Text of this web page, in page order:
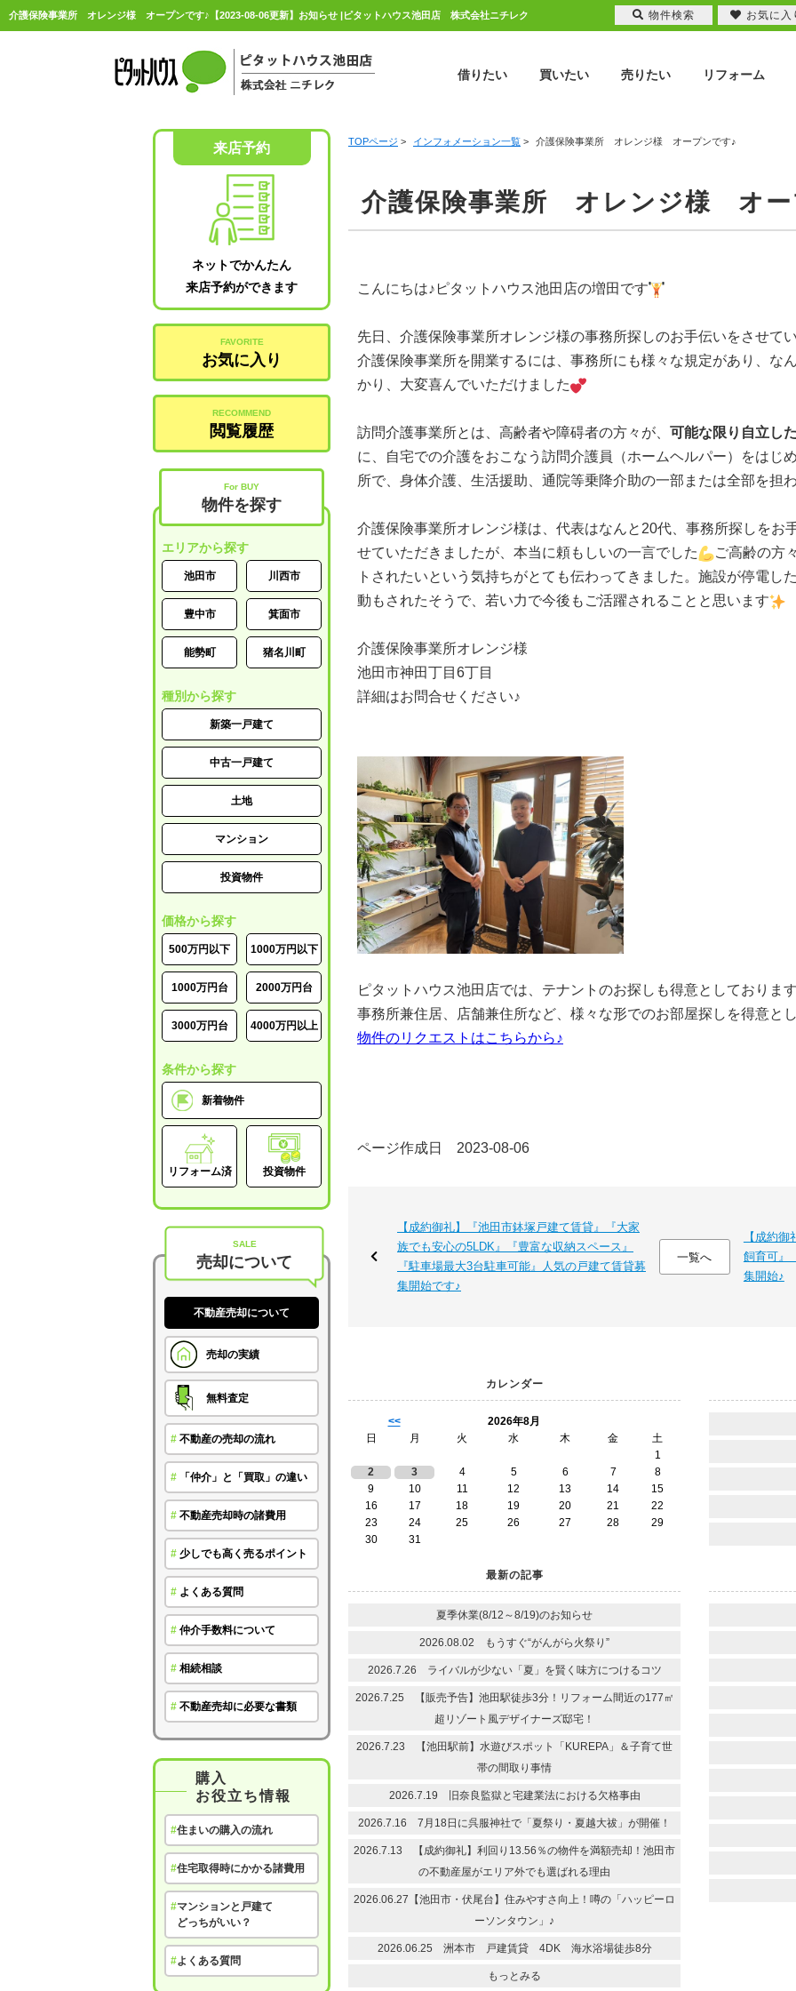
介護保険事業所 オレンジ様 オープンです♪【2023-08-06更新】お知らせ |ピタットハウス池田店 株式会社ニチレク
借りたい 買いたい 売りたい リフォーム
TOPページ > インフォメーション一覧 > 介護保険事業所 オレンジ様 オープンです♪
介護保険事業所 オレンジ様 オー
こんにちは♪ピタットハウス池田店の増田です
先日、介護保険事業所オレンジ様の事務所探しのお手伝いをさせて
介護保険事業所を開業するには、事務所にも様々な規定があり、な
かり、大変喜んでいただけました
訪問介護事業所とは、高齢者や障碍者の方々が、 可能な限り自立し
に、自宅での介護をおこなう訪問介護員（ホームヘルパー）をはじ
所で、身体介護、生活援助、通院等乗降介助の一部または全部を担
介護保険事業所オレンジ様は、代表はなんと20代、事務所探しをお
せていただきましたが、本当に頼もしいの一言でした
ご高齢の方
トされたいという気持ちがとても伝わってきました。施設が停電し
動もされたそうで、若い力で今後もご活躍されることと思います
介護保険事業所オレンジ様
池田市神田丁目6丁目
詳細はお問合せください♪
ピタットハウス池田店では、テナントのお探しも得意としております
事務所兼住居、店舗兼住所など、様々な形でのお部屋探しを得意と
物件のリクエストはこちらから♪
ページ作成日 2023-08-06
【成約御礼】『池田市鉢塚戸建て賃貸』『大家
族でも安心の5LDK』『豊富な収納スペース』
『駐車場最大3台駐車可能』人気の戸建て賃貸募
集開始です♪
一覧へ
【成約
飼育可』
集開始♪
カレンダー
<<
2026年8月
日
月 火 水 木 金
土
1
2
3 4 5 6 7
8
9
10 11 12 13 14
15
16
17 18 19 20 21
22
23
24 25 26 27 28
29
30
31
最新の記事
夏季休業(8/12～8/19)のお知らせ
2026.08.02 もうすぐ“がんがら火祭り”
2026.7.26 ライバルが少ない「夏」を賢く味方につけるコツ
2026.7.25 【販売予告】池田駅徒歩3分！リフォーム間近の177㎡
超リゾート風デザイナーズ邸宅！
2026.7.23 【池田駅前】水遊びスポット「KUREPA」＆子育て世
帯の間取り事情
2026.7.19 旧奈良監獄と宅建業法における欠格事由
2026.7.16 7月18日に呉服神社で「夏祭り・夏越大祓」が開催！
2026.7.13 【成約御礼】利回り13.56％の物件を満額売却！池田市
の不動産屋がエリア外でも選ばれる理由
2026.06.27【池田市・伏尾台】住みやすさ向上！噂の「ハッピーロ
ーソンタウン」♪
2026.06.25 洲本市 戸建賃貸 4DK 海水浴場徒歩8分
もっとみる
来店予約
ネットでかんたん
来店予約ができます
FAVORITE
お気に入り
RECOMMEND
閲覧履歴
For BUY
物件を探す
エリアから探す
池田市 川西市
豊中市 箕面市
能勢町 猪名川町
種別から探す
新築一戸建て
中古一戸建て
土地
マンション
投資物件
価格から探す
500万円以下 1000万円以下
1000万円台 2000万円台
3000万円台 4000万円以上
条件から探す
新着物件
リフォーム済 投資物件
SALE
売却について
不動産売却について
売却の実績
無料査定
# 不動産の売却の流れ
# 「仲介」と「買取」の違い
# 不動産売却時の諸費用
# 少しでも高く売るポイント
# よくある質問
# 仲介手数料について
# 相続相談
# 不動産売却に必要な書類
購入
お役立ち情報
#住まいの購入の流れ
#住宅取得時にかかる諸費用
#マンションと戸建て
どっちがいい？
#よくある質問
物件検索 お気に入